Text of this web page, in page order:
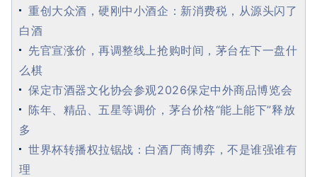
重创大众酒，硬刚中小酒企：新消费税，从源头闪了
白酒
先官宣涨价，再调整线上抢购时间，茅台在下一盘什
么棋
保定市酒器文化协会参观2026保定中外商品博览会
陈年、精品、五星等调价，茅台价格“能上能下”释放
多
世界杯转播权拉锯战：白酒厂商博弈，不是谁强谁有
理